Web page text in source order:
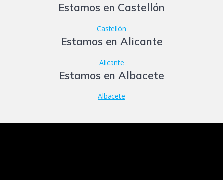
Estamos en Castellón
Castellón
Estamos en Alicante
Alicante
Estamos en Albacete
Albacete